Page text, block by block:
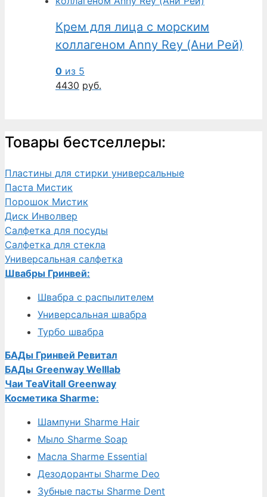
Крем для лица с морским
коллагеном Anny Rey (Ани Рей)
0 из 5
4430 руб.
Товары бестселлеры:
Пластины для стирки универсальные
Паста Мистик
Порошок Мистик
Диск Инволвер
Салфетка для посуды
Салфетка для стекла
Универсальная салфетка
Швабры Гринвей:
Швабра с распылителем
Универсальная швабра
Турбо швабра
БАДы Гринвей Ревитал
БАДы Greenway Welllab
Чаи TeaVitall Greenway
Косметика Sharme:
Шампуни Sharme Hair
Мыло Sharme Soap
Масла Sharme Essential
Дезодоранты Sharme Deo
Зубные пасты Sharme Dent